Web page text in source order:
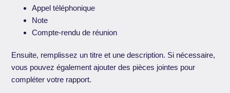
Appel téléphonique
Note
Compte-rendu de réunion
Ensuite, remplissez un titre et une description. Si nécessaire,
vous pouvez également ajouter des pièces jointes pour
compléter votre rapport.